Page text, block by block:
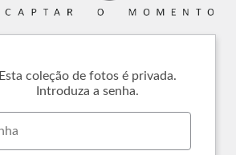
Esta coleção de fotos é privada.
Introduza a senha.